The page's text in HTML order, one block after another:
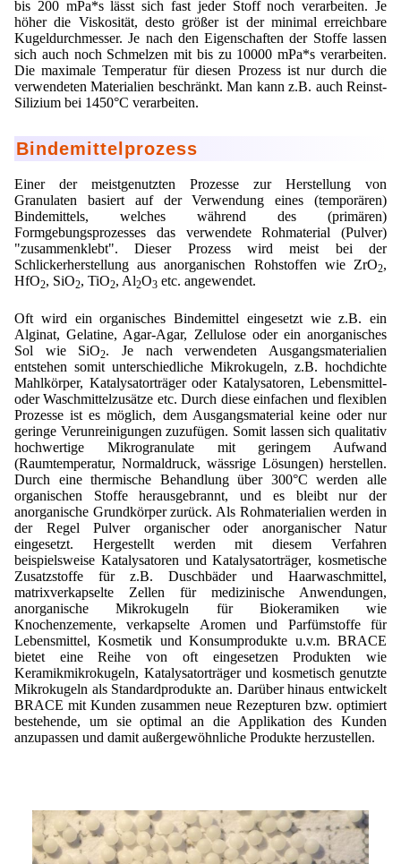
bis 200 mPa*s lässt sich fast jeder Stoff noch verarbeiten. Je
höher die Viskosität, desto größer ist der minimal erreichbare
Kugeldurchmesser. Je nach den Eigenschaften der Stoffe lassen
sich auch noch Schmelzen mit bis zu 10000 mPa*s verarbeiten.
Die maximale Temperatur für diesen Prozess ist nur durch die
verwendeten Materialien beschränkt. Man kann z.B. auch Reinst-
Silizium bei 1450°C verarbeiten.
Bindemittelprozess
Einer der meistgenutzten Prozesse zur Herstellung von
Granulaten basiert auf der Verwendung eines (temporären)
Bindemittels, welches während des (primären)
Formgebungsprozesses das verwendete Rohmaterial (Pulver)
"zusammenklebt". Dieser Prozess wird meist bei der
Schlickerherstellung aus anorganischen Rohstoffen wie ZrO2,
HfO2, SiO2, TiO2, Al2O3 etc. angewendet.
Oft wird ein organisches Bindemittel eingesetzt wie z.B. ein
Alginat, Gelatine, Agar-Agar, Zellulose oder ein anorganisches
Sol wie SiO2. Je nach verwendeten Ausgangsmaterialien
entstehen somit unterschiedliche Mikrokugeln, z.B. hochdichte
Mahlkörper, Katalysatorträger oder Katalysatoren, Lebensmittel-
oder Waschmittelzusätze etc. Durch diese einfachen und flexiblen
Prozesse ist es möglich, dem Ausgangsmaterial keine oder nur
geringe Verunreinigungen zuzufügen. Somit lassen sich qualitativ
hochwertige Mikrogranulate mit geringem Aufwand
(Raumtemperatur, Normaldruck, wässrige Lösungen) herstellen.
Durch eine thermische Behandlung über 300°C werden alle
organischen Stoffe herausgebrannt, und es bleibt nur der
anorganische Grundkörper zurück. Als Rohmaterialien werden in
der Regel Pulver organischer oder anorganischer Natur
eingesetzt. Hergestellt werden mit diesem Verfahren
beispielsweise Katalysatoren und Katalysatorträger, kosmetische
Zusatzstoffe für z.B. Duschbäder und Haarwaschmittel,
matrixverkapselte Zellen für medizinische Anwendungen,
anorganische Mikrokugeln für Biokeramiken wie
Knochenzemente, verkapselte Aromen und Parfümstoffe für
Lebensmittel, Kosmetik und Konsumprodukte u.v.m. BRACE
bietet eine Reihe von oft eingesetzen Produkten wie
Keramikmikrokugeln, Katalysatorträger und kosmetisch genutzte
Mikrokugeln als Standardprodukte an. Darüber hinaus entwickelt
BRACE mit Kunden zusammen neue Rezepturen bzw. optimiert
bestehende, um sie optimal an die Applikation des Kunden
anzupassen und damit außergewöhnliche Produkte herzustellen.